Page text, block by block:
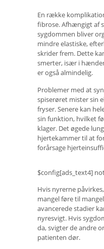
En række
fibrose. Afhængigt af
sygdommen bliver
mindre elastiske,
skrider frem. Dette
smerter, især i
er også almindelig.
Problemer med at
spiserøret mister sin
fryser. Senere kan
sin funktion, hvilket
klager. Det øgede
hjertekammer til at
forårsage
$config[ads_text4]
Hvis nyrerne
mangel føre til
avancerede stadier
nyresvigt. Hvis
da, svigter de andre
patienten dør.